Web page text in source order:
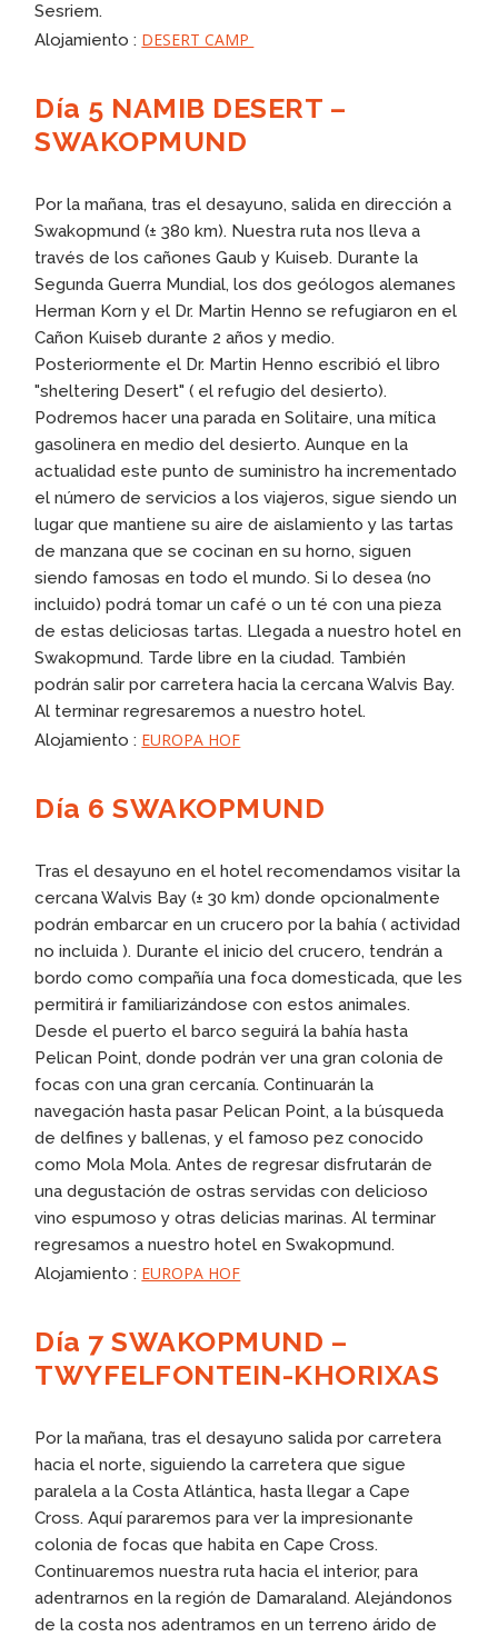
Sesriem.
Alojamiento : DESERT CAMP
Día 5 NAMIB DESERT –
SWAKOPMUND
Por la mañana, tras el desayuno, salida en dirección a
Swakopmund (± 380 km). Nuestra ruta nos lleva a
través de los cañones Gaub y Kuiseb. Durante la
Segunda Guerra Mundial, los dos geólogos alemanes
Herman Korn y el Dr. Martin Henno se refugiaron en el
Cañon Kuiseb durante 2 años y medio.
Posteriormente el Dr. Martin Henno escribió el libro
"sheltering Desert" ( el refugio del desierto).
Podremos hacer una parada en Solitaire, una mítica
gasolinera en medio del desierto. Aunque en la
actualidad este punto de suministro ha incrementado
el número de servicios a los viajeros, sigue siendo un
lugar que mantiene su aire de aislamiento y las tartas
de manzana que se cocinan en su horno, siguen
siendo famosas en todo el mundo. Si lo desea (no
incluido) podrá tomar un café o un té con una pieza
de estas deliciosas tartas. Llegada a nuestro hotel en
Swakopmund. Tarde libre en la ciudad. También
podrán salir por carretera hacia la cercana Walvis Bay.
Al terminar regresaremos a nuestro hotel.
Alojamiento : EUROPA HOF
Día 6 SWAKOPMUND
Tras el desayuno en el hotel recomendamos visitar la
cercana Walvis Bay (± 30 km) donde opcionalmente
podrán embarcar en un crucero por la bahía ( actividad
no incluida ). Durante el inicio del crucero, tendrán a
bordo como compañía una foca domesticada, que les
permitirá ir familiarizándose con estos animales.
Desde el puerto el barco seguirá la bahía hasta
Pelican Point, donde podrán ver una gran colonia de
focas con una gran cercanía. Continuarán la
navegación hasta pasar Pelican Point, a la búsqueda
de delfines y ballenas, y el famoso pez conocido
como Mola Mola. Antes de regresar disfrutarán de
una degustación de ostras servidas con delicioso
vino espumoso y otras delicias marinas. Al terminar
regresamos a nuestro hotel en Swakopmund.
Alojamiento : EUROPA HOF
Día 7 SWAKOPMUND –
TWYFELFONTEIN-KHORIXAS
Por la mañana, tras el desayuno salida por carretera
hacia el norte, siguiendo la carretera que sigue
paralela a la Costa Atlántica, hasta llegar a Cape
Cross. Aquí pararemos para ver la impresionante
colonia de focas que habita en Cape Cross.
Continuaremos nuestra ruta hacia el interior, para
adentrarnos en la región de Damaraland. Alejándonos
de la costa nos adentramos en un terreno árido de